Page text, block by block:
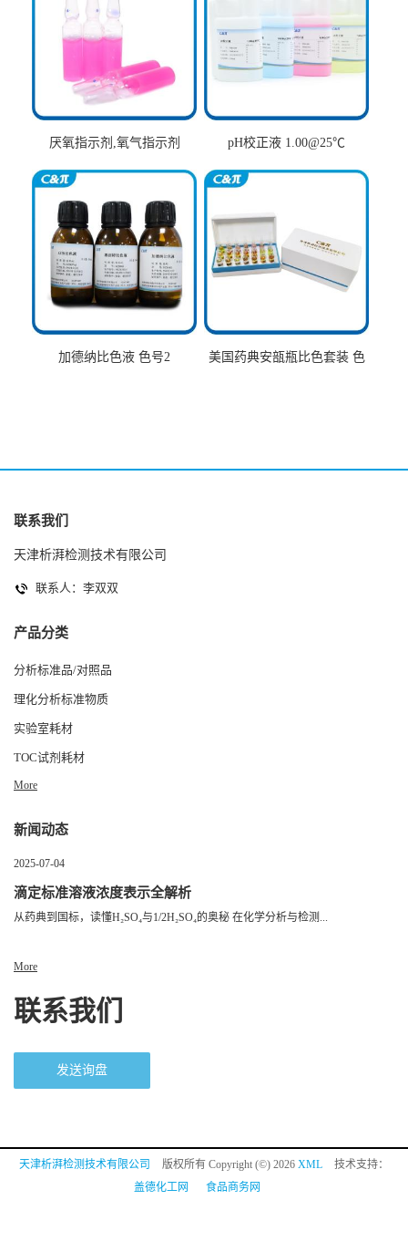
厌氧指示剂,氧气指示剂 pH校正液 1.00@25℃
加德纳比色液 色号2
美国药典安瓿瓶比色套装 色
联系我们
天津析湃检测技术有限公司
联系人：李双双
产品分类
分析标准品/对照品
理化分析标准物质
实验室耗材
TOC试剂耗材
More
新闻动态
2025-07-04
滴定标准溶液浓度表示全解析
从药典到国标，读懂H₂SO₄与1/2H₂SO₄的奥秘 在化学分析与检测...
More
联系我们
发送询盘
天津析湃检测技术有限公司 版权所有 Copyright (©) 2026 XML
技术支持：
盖德化工网
食品商务网